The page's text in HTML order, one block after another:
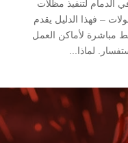
لتنفيذ مظلات
– فهذا الدليل يقدم
مباشرة لأماكن العمل
لماذا...